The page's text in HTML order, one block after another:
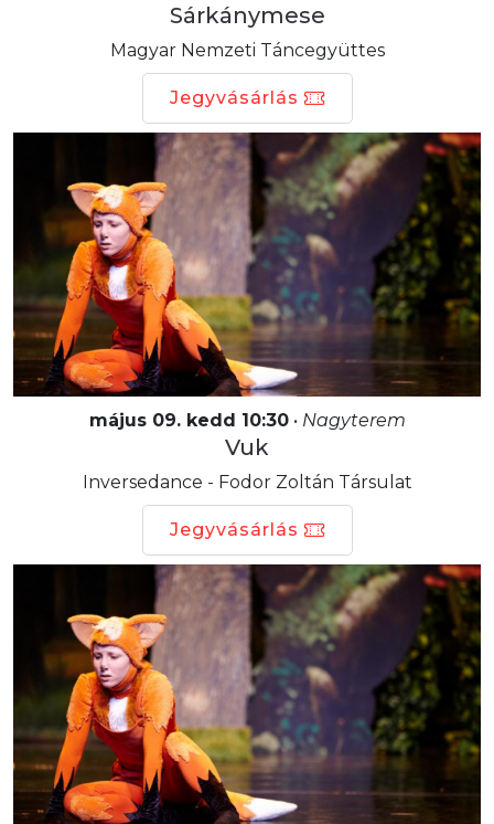
Sárkánymese
Magyar Nemzeti Táncegyüttes
Jegyvásárlás
május 09. kedd 10:30• Nagyterem
Vuk
Inversedance - Fodor Zoltán Társulat
Jegyvásárlás